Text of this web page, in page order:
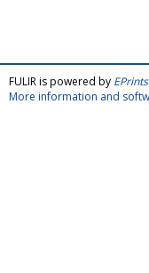
FULIR is powered by
More information and